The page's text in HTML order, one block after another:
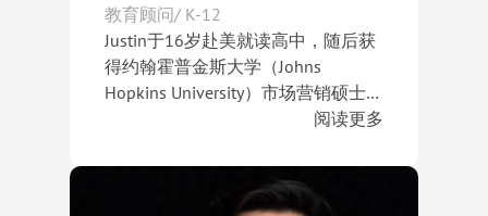
教育顾问/ K-12
Justin于16岁赴美就读高中，随后获
得约翰霍普金斯大学（Johns
Hopkins University）市场营销硕士学
位，在美国拥有超过10年的学习、
育环境，使他对美国私立高中、寄宿
体系及学生成长模式有着深刻理解。
（PwC）咨询顾问，为多家企业提供
战略与运营咨询服务，积累了丰富的
阅读更多